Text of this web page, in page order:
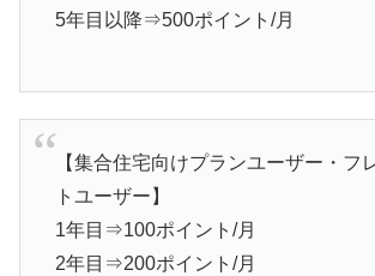
5年目以降⇒500ポイント/月
【集合住宅向けプランユーザー・フ
トユーザー】
1年目⇒100ポイント/月
2年目⇒200ポイント/月